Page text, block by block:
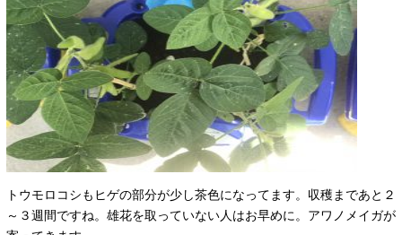
トウモロコシもヒゲの部分が少し茶色になってます。収穫まであと２
～３週間ですね。雄花を取っていない人はお早めに。アワノメイガが